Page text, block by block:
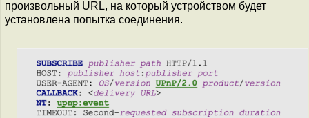
произвольный URL, на который устройством будет
установлена попытка соединения.